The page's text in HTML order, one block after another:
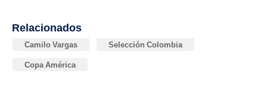
Relacionados
Camilo Vargas Selección Colombia
Copa América